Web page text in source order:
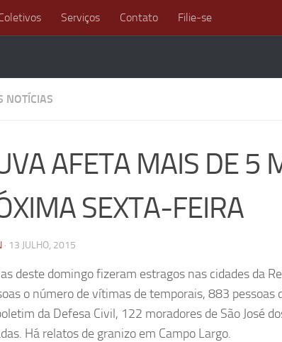
Serviços Contato Filie-se
NOTÍCIAS
AFETA MAIS DE 5
SEXTA-FEIRA
· 13 JULHO, 2015
deste domingo fizeram estragos nas cidades da
o número de vítimas de temporais, 883
da Defesa Civil, 122 moradores de São José
Há relatos de granizo em Campo Largo.